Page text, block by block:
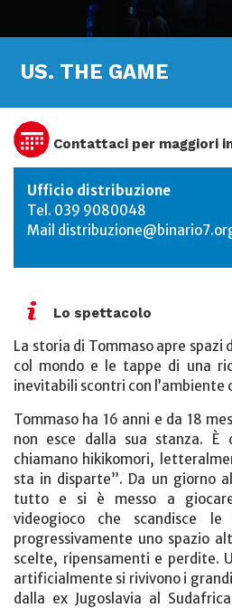
US. THE GAME
Contattaci per maggiori
Ufficio distribuzione
Tel. 039 9080048
Mail
Lo spettacolo
La storia di Tommaso apre spazi
col mondo e le tappe di una
inevitabili scontri con l’ambiente
Tommaso ha 16 anni e da 18
non esce dalla sua stanza. È
chiamano hikikomori,
sta in disparte”. Da un giorno
tutto e si è messo a
videogioco che scandisce
progressivamente uno spazio
scelte, ripensamenti e perdite.
artificialmente si rivivono i
dalla ex Jugoslavia al